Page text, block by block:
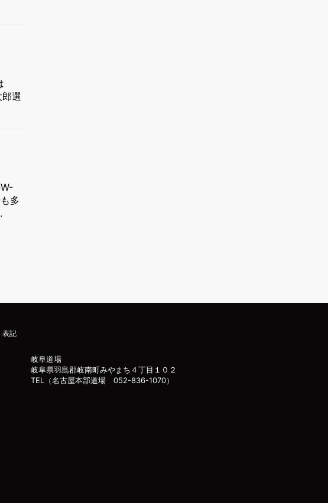
選
多
表記
岐阜道場
岐阜県羽島郡岐南町みやまち４丁目１０２
TEL（名古屋本部道場 052-836-1070）